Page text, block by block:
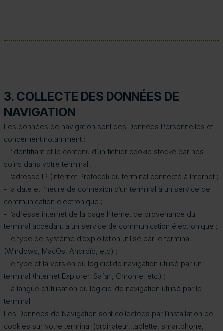
3. COLLECTE DES DONNÉES DE
NAVIGATION
Les données de navigation sont des Données Personnelles et
concernent notamment :
- l’identifiant et le contenu d’un fichier cookie stocké par nos
soins dans votre terminal ;
- l’adresse IP (Internet Protocol) du terminal connecté à Internet ;
- la date et l’heure de connexion d’un terminal à un service de
communication électronique ;
- l’adresse internet de la page Internet de provenance du
terminal accédant à un service de communication électronique ;
- le type de système d’exploitation utilisé par le terminal
(Windows, MacOs, Androïd, etc.) ;
- le type et la version du logiciel de navigation utilisé par un
terminal (Internet Explorer, Safari, Chrome, etc.) ;
- la langue d’utilisation du logiciel de navigation utilisé par le
terminal.
Les Données de Navigation sont collectées par l’installation de
cookies sur votre terminal (ordinateur, tablette, smartphone,